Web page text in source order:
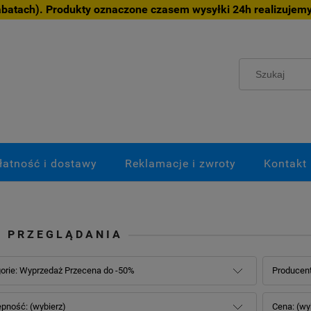
Produkty oznaczone czasem wysyłki 24h
i dostawy Reklamacje i zwroty Kontakt
PRZEGLĄDANIA
Wyprzedaż Przecena do -50%
(wybierz) Cena: